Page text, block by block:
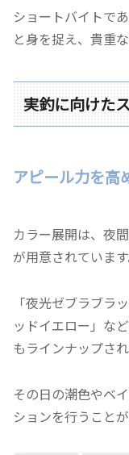
ショートバイトで
と身を捉え、貴重
実釣に向けた
アピール力を高
カラー展開は、夜
が用意されています
「夜光ゼブラブラ
ッドイエロー」な
もラインナップされ
その日の潮色やベ
ションを行うことが